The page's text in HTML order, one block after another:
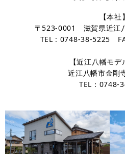
【本社】
〒523-0001 滋賀県近江
TEL : 0748-38-5225
【近江八幡モデ
近江八幡市金剛
TEL：0748-